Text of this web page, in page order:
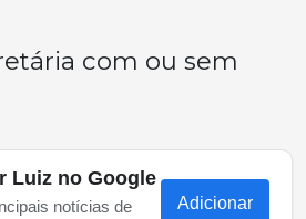
com ou sem
Luiz no Google
notícias de
Adicionar